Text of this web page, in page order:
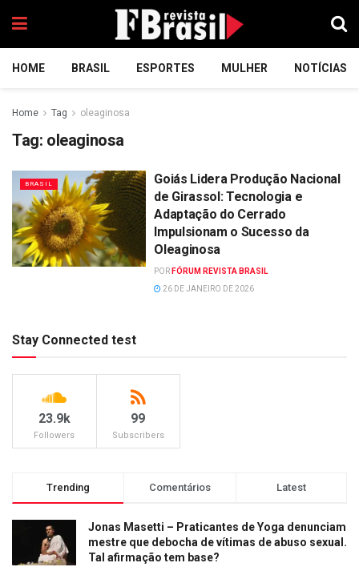
HOME BRASIL ESPORTES MULHER NOTÍCIAS
Home Tag oleaginosa
Tag: oleaginosa
BRASIL
Goiás Lidera Produção Nacional
de Girassol: Tecnologia e
Adaptação do Cerrado
Impulsionam o Sucesso da
Oleaginosa
POR FÓRUM REVISTA BRASIL
26 DE JANEIRO DE 2026
Stay Connected test
23.9k
Followers
99
Subscribers
Trending Comentários Latest
Jonas Masetti – Praticantes de Yoga denunciam
mestre que debocha de vítimas de abuso sexual.
Tal afirmação tem base?